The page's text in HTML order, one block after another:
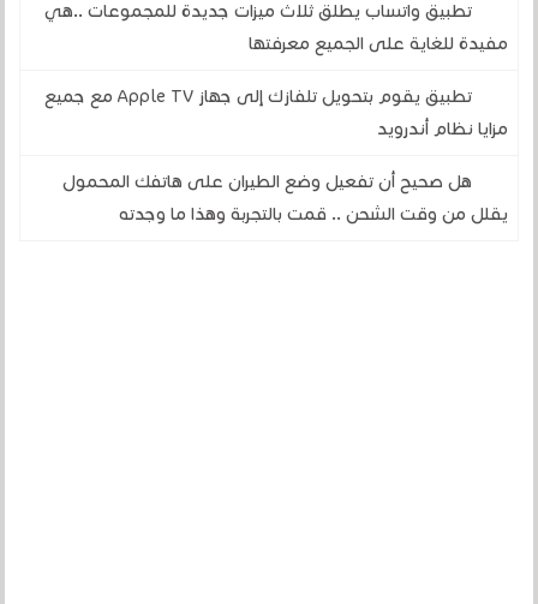
تطبيق واتساب يطلق ثلاث ميزات جديدة للمجموعات ..هي
مفيدة للغاية على الجميع معرفتها
تطبيق يقوم بتحويل تلفازك إلى جهاز Apple TV مع جميع
مزايا نظام أندرويد
هل صحيح أن تفعيل وضع الطيران على هاتفك المحمول
يقلل من وقت الشحن .. قمت بالتجربة وهذا ما وجدته